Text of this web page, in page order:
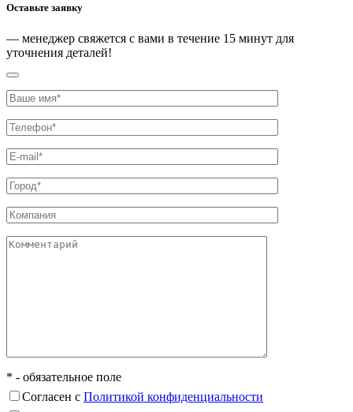
Оставьте заявку
— менеджер свяжется с вами в течение 15 минут для
уточнения деталей!
* - обязательное поле
Согласен с Политикой конфиденциальности